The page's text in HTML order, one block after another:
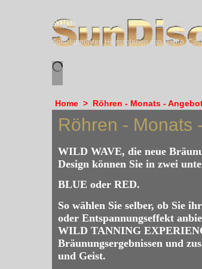
sundiscounter
Home > Röhren - Monats -
Röhren - Monats
WILD WAVE, die neue
Design können Sie in zwei
BLUE oder RED.
So wählen Sie selber, ob Sie
oder Entspannungseffekt
WILD TANNING
Bräunungsergebnissen und
und Geist.